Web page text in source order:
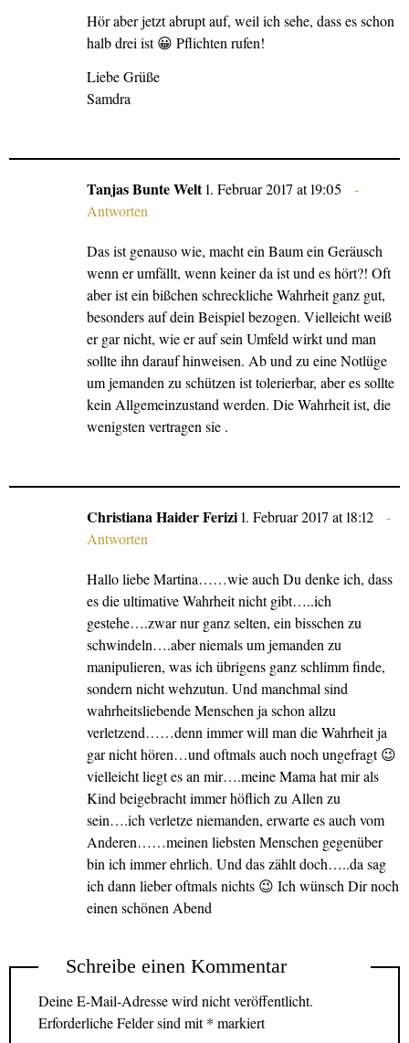
Hör aber jetzt abrupt auf, weil ich sehe, dass es schon
halb drei ist 😀 Pflichten rufen!
Liebe Grüße
Samdra
Tanjas Bunte Welt1. Februar 2017 at 19:05
Antworten
Das ist genauso wie, macht ein Baum ein Geräusch
wenn er umfällt, wenn keiner da ist und es hört?! Oft
aber ist ein bißchen schreckliche Wahrheit ganz gut,
besonders auf dein Beispiel bezogen. Vielleicht weiß
er gar nicht, wie er auf sein Umfeld wirkt und man
sollte ihn darauf hinweisen. Ab und zu eine Notlüge
um jemanden zu schützen ist tolerierbar, aber es sollte
kein Allgemeinzustand werden. Die Wahrheit ist, die
wenigsten vertragen sie .
Christiana Haider Ferizi1. Februar 2017 at 18:12
Antworten
Hallo liebe Martina……wie auch Du denke ich, dass
es die ultimative Wahrheit nicht gibt…..ich
gestehe….zwar nur ganz selten, ein bisschen zu
schwindeln….aber niemals um jemanden zu
manipulieren, was ich übrigens ganz schlimm finde,
sondern nicht wehzutun. Und manchmal sind
wahrheitsliebende Menschen ja schon allzu
verletzend……denn immer will man die Wahrheit ja
gar nicht hören…und oftmals auch noch ungefragt 😉
vielleicht liegt es an mir….meine Mama hat mir als
Kind beigebracht immer höflich zu Allen zu
sein….ich verletze niemanden, erwarte es auch vom
Anderen……meinen liebsten Menschen gegenüber
bin ich immer ehrlich. Und das zählt doch…..da sag
ich dann lieber oftmals nichts 😉 Ich wünsch Dir noch
einen schönen Abend
Schreibe einen Kommentar
Deine E-Mail-Adresse wird nicht veröffentlicht.
Erforderliche Felder sind mit* markiert